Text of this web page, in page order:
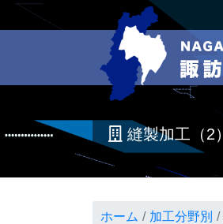
縫製加工（2）
ホーム 加工分野別